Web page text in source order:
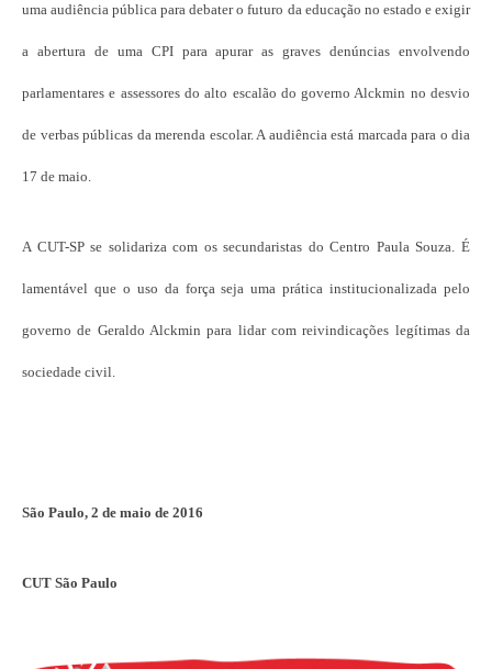
uma audiência pública para debater o futuro da educação no estado e exigir
a abertura de uma CPI para apurar as graves denúncias envolvendo
parlamentares e assessores do alto escalão do governo Alckmin no desvio
de verbas públicas da merenda escolar. A audiência está marcada para o dia
17 de maio.
A CUT-SP se solidariza com os secundaristas do Centro Paula Souza. É
lamentável que o uso da força seja uma prática institucionalizada pelo
governo de Geraldo Alckmin para lidar com reivindicações legítimas da
sociedade civil.
São Paulo, 2 de maio de 2016
CUT São Paulo